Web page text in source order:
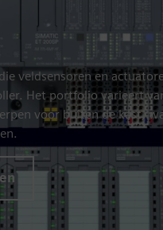
veldsensoren en
Het portfolio varieert
voor buiten de kast,